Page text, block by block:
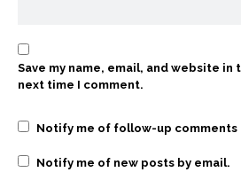
Save my name, email, and website
next time I comment.
Notify me of follow-up comments
Notify me of new posts by email.